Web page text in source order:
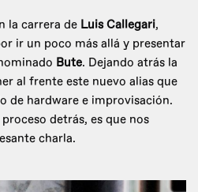
la carrera de Luis Callegari,
ir un poco más allá y presentar
Bute. Dejando atrás la
al frente este nuevo alias que
de hardware e improvisación.
detrás, es que nos
charla.